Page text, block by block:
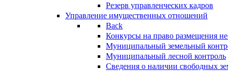
Резерв управленческих кадров
Управление имущественных отношений
Back
Конкурсы на право размещения
Муниципальный земельный
Муниципальный лесной контроль
Сведения о наличии свободных